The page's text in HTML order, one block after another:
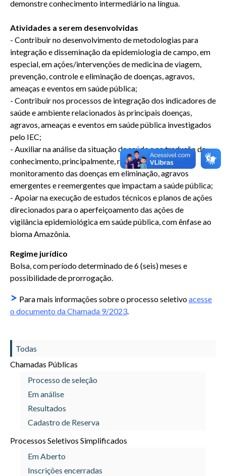
Todas
Chamadas Públicas
Processo de seleção
Em análise
Resultados
Cadastro de Reserva
Processos Seletivos Simplificados
Em Aberto
Inscrições encerradas
demonstre conhecimento intermediário na língua.
Atividades a serem desenvolvidas
- Contribuir no desenvolvimento de metodologias para
integração e disseminação da epidemiologia de campo, em
especial, em ações/intervenções de medicina de viagem,
prevenção, controle e eliminação de doenças, agravos,
ameaças e eventos em saúde pública;
- Contribuir nos processos de integração dos indicadores de
saúde e ambiente relacionados às principais doenças,
agravos, ameaças e eventos em saúde pública investigados
pelo IEC;
- Auxiliar na análise da situação de saúde e na tradução do
conhecimento, principalmente, relacionada ao
monitoramento das doenças em eliminação, agravos
emergentes e reemergentes que impactam a saúde pública;
- Apoiar na execução de estudos técnicos e planos de ações
direcionados para o aperfeiçoamento das ações de
vigilância epidemiológica em saúde pública, com ênfase ao
bioma Amazônia.
Regime jurídico
Bolsa, com período determinado de 6 (seis) meses e
possibilidade de prorrogação.
> Para mais informações sobre o processo seletivoacesse
o documento da Chamada 9/2023.